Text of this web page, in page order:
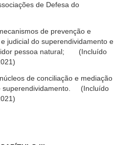
de Defesa do
de prevenção e
judicial do superendividamento e
pessoa natural; (Incluído
de conciliação e mediação
superendividamento. (Incluído